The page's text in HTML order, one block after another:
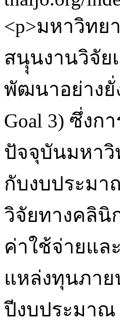
<p>มหาวิท
สนุุนงานวิจัย
พัฒนาอย่างยั่ง
Goal 3) ซึ่งก
ปัจจุบันมหาวิ
กับงบประมา
วิจัยทางคลินิ
ค่าใช้จ่ายแล
แหล่งทุนภาย
ปีงบประมาณ